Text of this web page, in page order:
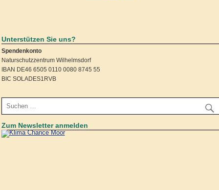
Unterstützen Sie uns?
Spendenkonto
Naturschutzzentrum Wilhelmsdorf
IBAN DE46 6505 0110 0080 8745 55
BIC SOLADES1RVB
Zum Newsletter anmelden